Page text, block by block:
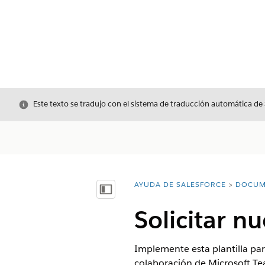
Cerrar
Este texto se tradujo con el sistema de traducción automática de
Mostrar índice de materias
Usted está aquí:
AYUDA DE SALESFORCE
Solicitar
Implemente esta plantilla